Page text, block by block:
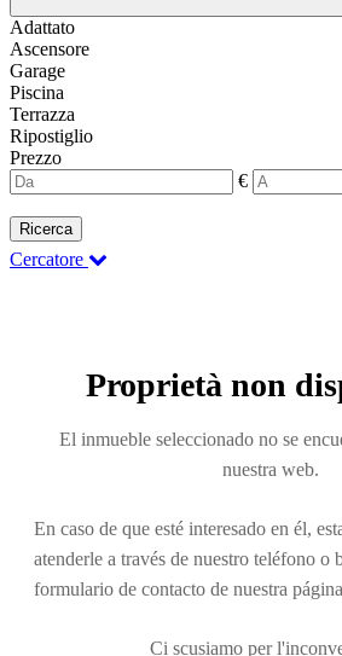
Adattato
Ascensore
Garage
Piscina
Terrazza
Ripostiglio
Prezzo
€
Ricerca
Cercatore
Proprietà non
El inmueble seleccionado no se
nuestra web.
En caso de que esté interesado en él,
atenderle a través de nuestro teléfono o
formulario de contacto de nuestra
Ci scusiamo per